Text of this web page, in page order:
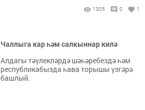
1305 0 1
Чаллыга кар һәм салкыннар килә
Алдагы тәүлекләрдә шәһәребездә һәм
республикабызда һава торышы үзгәрә
башлый.